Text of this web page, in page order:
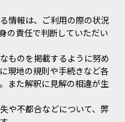
情報は、ご利用の際の状況
の責任で判断していただい
ものを掲載するように努め
現地の規則や手続きなど各
また解釈に見解の相違が生
や不都合などについて、弊